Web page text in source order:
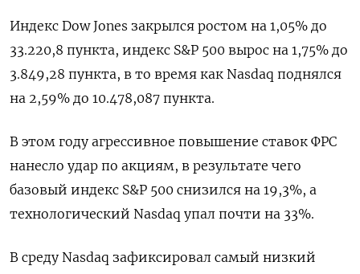
Индекс Dow Jones закрылся ростом на 1,05% до
33.220,8 пункта, индекс S&P 500 вырос на 1,75% до
3.849,28 пункта​, в то время как ​Nasdaq поднялся
на 2,59% до 10.478,087 пункта​.
В этом году агрессивное повышение ставок ФРС
нанесло удар по акциям, в результате чего
базовый индекс S&P 500 снизился на 19,3%, а
технологический Nasdaq упал почти на 33%.
В среду Nasdaq зафиксировал самый низкий